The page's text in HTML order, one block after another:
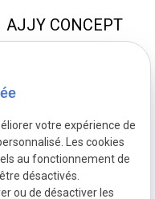
AJJY CONCEPT
au
NOUS
SUIVRE
votre expérience de
Les cookies
au fonctionnement de
désactivés.
ou de désactiver les